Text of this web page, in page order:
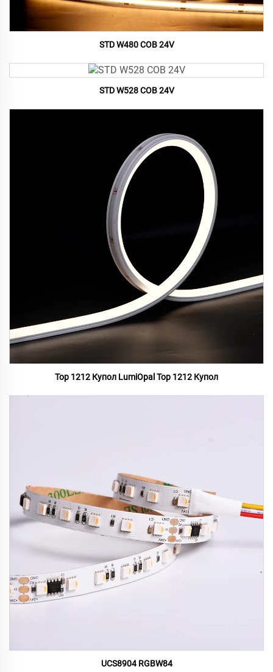
STD W480 COB 24V
STD W528 COB 24V
Top 1212 Купол LumiOpal Top 1212 Купол
UCS8904 RGBW84